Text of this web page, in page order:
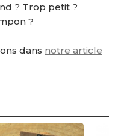
? Trop petit ?
?
dans notre article